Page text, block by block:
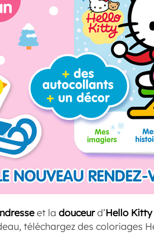
et la douceurd’Hello Kitty
téléchargez des coloriages